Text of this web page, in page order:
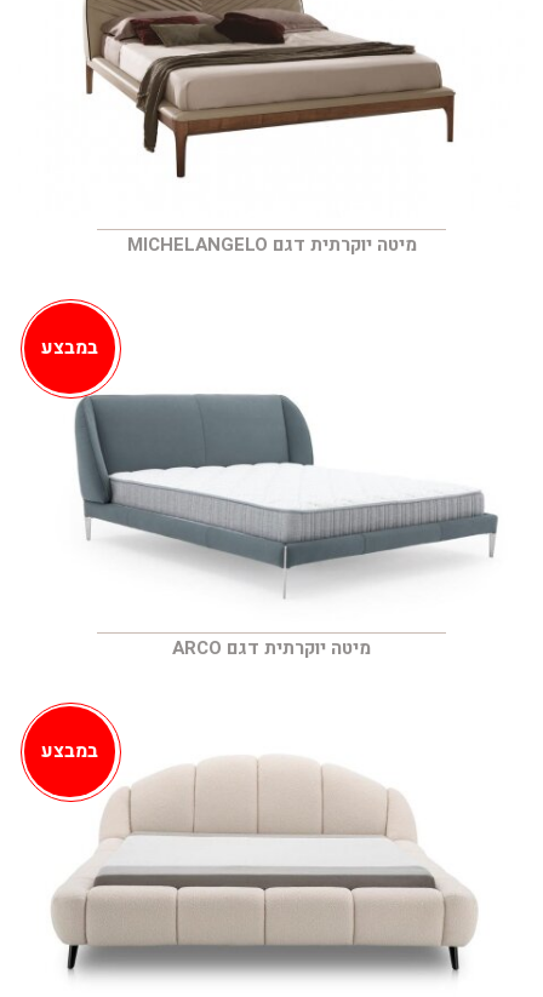
מיטה יוקרתית דגם MICHELANGELO
במבצע
מיטה יוקרתית דגם ARCO
במבצע